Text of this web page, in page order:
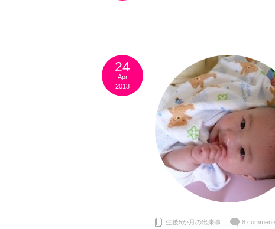
24
Apr
2013
生後5か月の出来事 8